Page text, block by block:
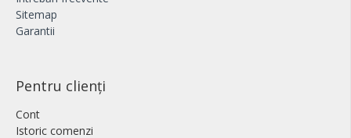
Sitemap
Garantii
Pentru clienți
Cont
Istoric comenzi